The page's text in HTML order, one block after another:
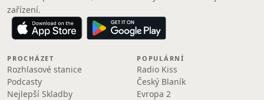
zařízení.
PROCHÁZET
Rozhlasové stanice
Podcasty
Nejlepší Skladby
POPULÁRNÍ
Radio Kiss
Český Blaník
Evropa 2